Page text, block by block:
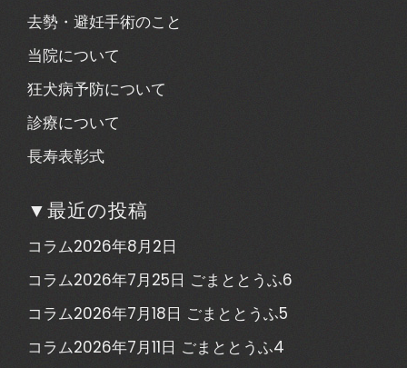
去勢・避妊手術のこと
当院について
狂犬病予防について
診療について
長寿表彰式
▼最近の投稿
コラム2026年8月2日
コラム2026年7月25日 ごまととうふ6
コラム2026年7月18日 ごまととうふ5
コラム2026年7月11日 ごまととうふ4